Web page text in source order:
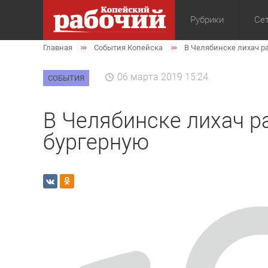
Рубрики
Общество
Главная События Копейска В Челябинске лихач
СОБЫТИЯ 06 марта 2019 15:24
В Челябинске лихач
бургерную